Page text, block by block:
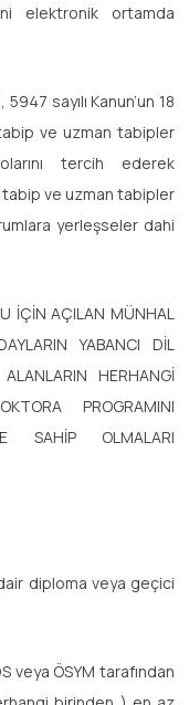
elektronik ortamda
sayılı Kanun’un 18
ve uzman tabipler
tercih ederek
tabip ve uzman tabipler
yerleşseler dahi
İÇİN AÇILAN MÜNHAL
YABANCI DİL
HERHANGİ
PROGRAMINI
SAHİP OLMALARI
diploma veya geçici
veya ÖSYM tarafından